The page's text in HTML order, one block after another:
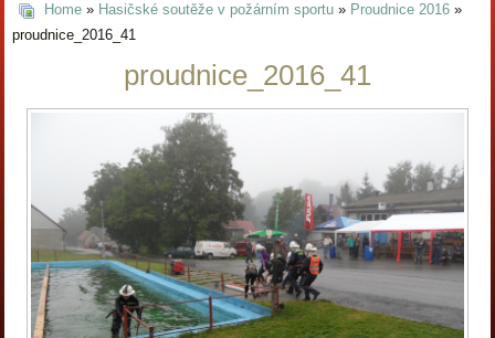
Home» Hasičské soutěže v požárním sportu» Proudnice 2016»
proudnice_2016_41
proudnice_2016_41